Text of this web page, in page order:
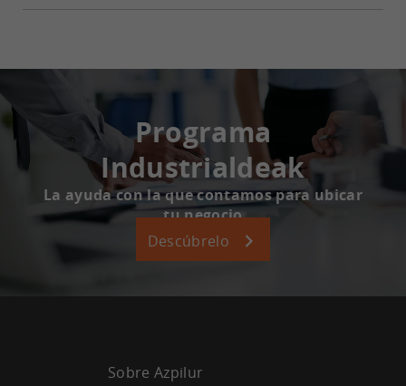
Programa
Industrialdeak
La ayuda con la que contamos para ubicar
tu negocio
Descúbrelo
Sobre Azpilur